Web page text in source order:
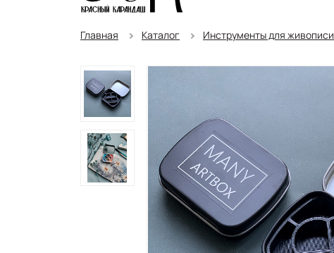
Главная Каталог Инструменты для живописи